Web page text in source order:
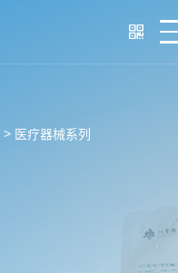
> 医疗器械系列